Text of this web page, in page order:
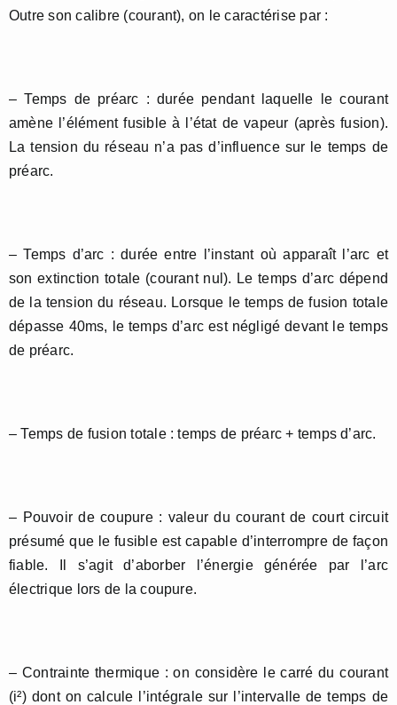
Outre son calibre (courant), on le caractérise par :
– Temps de préarc : durée pendant laquelle le courant
amène l’élément fusible à l’état de vapeur (après fusion).
La tension du réseau n’a pas d’influence sur le temps de
préarc.
– Temps d’arc : durée entre l’instant où apparaît l’arc et
son extinction totale (courant nul). Le temps d’arc dépend
de la tension du réseau. Lorsque le temps de fusion totale
dépasse 40ms, le temps d’arc est négligé devant le temps
de préarc.
– Temps de fusion totale : temps de préarc + temps d’arc.
– Pouvoir de coupure : valeur du courant de court circuit
présumé que le fusible est capable d’interrompre de façon
fiable. Il s’agit d’aborber l’énergie générée par l’arc
électrique lors de la coupure.
– Contrainte thermique : on considère le carré du courant
(i²) dont on calcule l’intégrale sur l’intervalle de temps de